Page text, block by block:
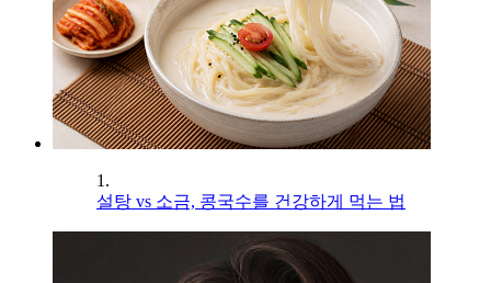
1.
설탕 vs 소금, 콩국수를 건강하게 먹는 법